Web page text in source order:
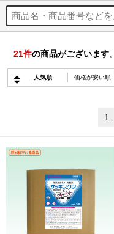
21件の商品がございます。
人気順 価格が安い順
1